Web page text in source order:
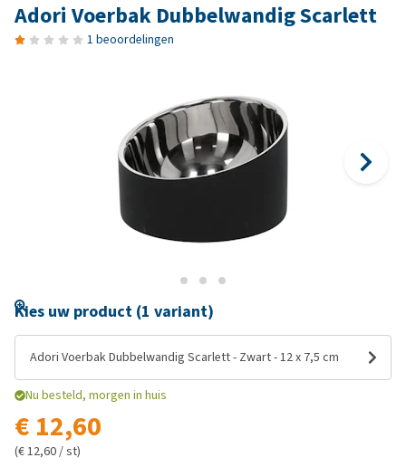
Adori Voerbak Dubbelwandig Scarlett
1 beoordelingen
Kies uw product (1 variant)
Adori Voerbak Dubbelwandig Scarlett - Zwart - 12 x 7,5 cm
Nu besteld, morgen in huis
€ 12,60
(€ 12,60 / st)